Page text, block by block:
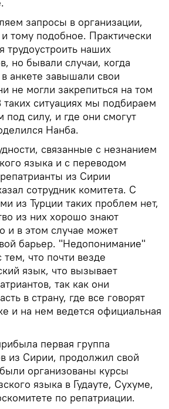
запросы в организации,
тому подобное. Практически
трудоустроить наших
но бывали случаи, когда
анкете завышали свои
не могли закрепиться на том
ситуациях мы подбираем
под силу, и где они смогут
Нанба.
связанные с незнанием
языка и с переводом
из Сирии
сотрудник комитета. С
из Турции таких проблем нет,
из них хорошо знают
и в этом случае может
барьер. "Недопонимание"
тем, что почти везде
язык, что вызывает
так как они
в страну, где все говорят
и на нем ведется официальная
первая группа
из Сирии, продолжил свой
организованы курсы
языка в Гудауте, Сухуме,
по репатриации.